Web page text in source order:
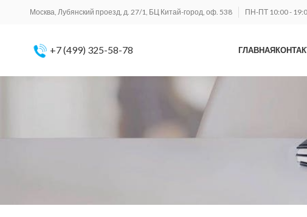
Москва, Лубянский проезд, д. 27/1, БЦ Китай-город, оф. 538 ПН-ПТ 10:00 -
+7 (499) 325-58-78 ГЛАВНАЯ